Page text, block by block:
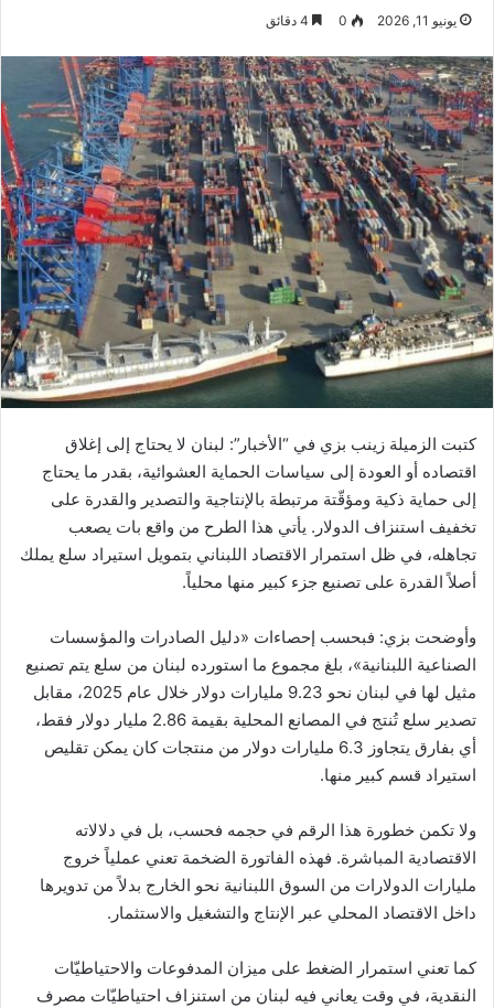
يونيو 11, 2026 0
كتبت الزميلة زينب بزي في “الأخبار”: لبنان لا يحتاج إلى إغلاق
اقتصاده أو العودة إلى سياسات الحماية العشوائية، بقدر ما يحتاج
إلى حماية ذكية ومؤقّتة مرتبطة بالإنتاجية والتصدير والقدرة على
تخفيف استنزاف الدولار. يأتي هذا الطرح من واقع بات يصعب
تجاهله، في ظل استمرار الاقتصاد اللبناني بتمويل استيراد سلع يملك
أصلاً القدرة على تصنيع جزء كبير منها محلياً.
وأوضحت بزي: فبحسب إحصاءات «دليل الصادرات والمؤسسات
الصناعية اللبنانية»، بلغ مجموع ما استورده لبنان من سلع يتم تصنيع
مثيل لها في لبنان نحو 9.23 مليارات دولار خلال عام 2025، مقابل
تصدير سلع تُنتج في المصانع المحلية بقيمة 2.86 مليار دولار فقط،
أي بفارق يتجاوز 6.3 مليارات دولار من منتجات كان يمكن تقليص
استيراد قسم كبير منها.
ولا تكمن خطورة هذا الرقم في حجمه فحسب، بل في دلالاته
الاقتصادية المباشرة. فهذه الفاتورة الضخمة تعني عملياً خروج
مليارات الدولارات من السوق اللبنانية نحو الخارج بدلاً من تدويرها
داخل الاقتصاد المحلي عبر الإنتاج والتشغيل والاستثمار.
كما تعني استمرار الضغط على ميزان المدفوعات والاحتياطيّات
النقدية، في وقت يعاني فيه لبنان من استنزاف احتياطيّات مصرف